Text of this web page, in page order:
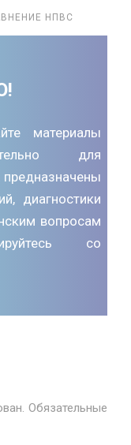
НПВС
материалы
для
диагностики
вопросам
со
Обязательные